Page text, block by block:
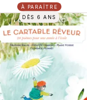
À PARAÎTRE
DÈS 6 ANS